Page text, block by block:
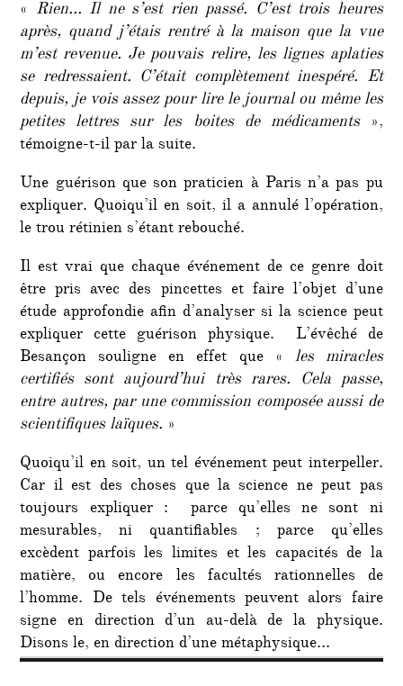
« Rien… Il ne s’est rien passé. C’est trois heures
après, quand j’étais rentré à la maison que la vue
m’est revenue. Je pouvais relire, les lignes aplaties
se redressaient. C’était complètement inespéré. Et
depuis, je vois assez pour lire le journal ou même les
petites lettres sur les boites de médicaments»,
témoigne-t-il par la suite.
Une guérison que son praticien à Paris n’a pas pu
expliquer. Quoiqu’il en soit, il a annulé l’opération,
le trou rétinien s’étant rebouché.
Il est vrai que chaque événement de ce genre doit
être pris avec des pincettes et faire l’objet d’une
étude approfondie afin d’analyser si la science peut
expliquer cette guérison physique. L’évêché de
Besançon souligne en effet que « les miracles
certifiés sont aujourd’hui très rares. Cela passe,
entre autres, par une commission composée aussi de
scientifiques laïques. »
Quoiqu’il en soit, un tel événement peut interpeller.
Car il est des choses que la science ne peut pas
toujours expliquer : parce qu’elles ne sont ni
mesurables, ni quantifiables ; parce qu’elles
excèdent parfois les limites et les capacités de la
matière, ou encore les facultés rationnelles de
l’homme. De tels événements peuvent alors faire
signe en direction d’un au-delà de la physique.
Disons le, en direction d’une métaphysique…